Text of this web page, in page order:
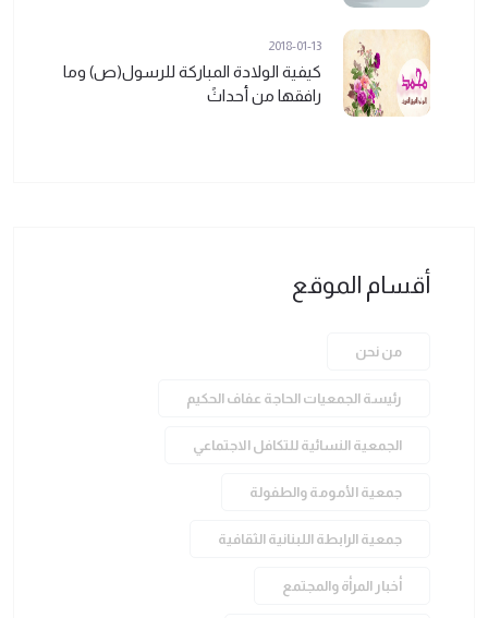
2018-01-13
كيفية الولادة المباركة للرسول(ص) وما
رافقها من أحداثً
أقسام الموقع
من نحن
رئيسة الجمعيات الحاجة عفاف الحكيم
الجمعية النسائية للتكافل الاجتماعي
جمعية الأمومة والطفولة
جمعية الرابطة اللبنانية الثقافية
أخبار المرأة والمجتمع